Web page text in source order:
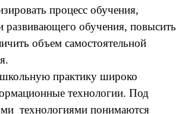
процесс обучения,
развивающего обучения, повысить
объем самостоятельной
практику широко
технологии. Под
технологиями понимаются